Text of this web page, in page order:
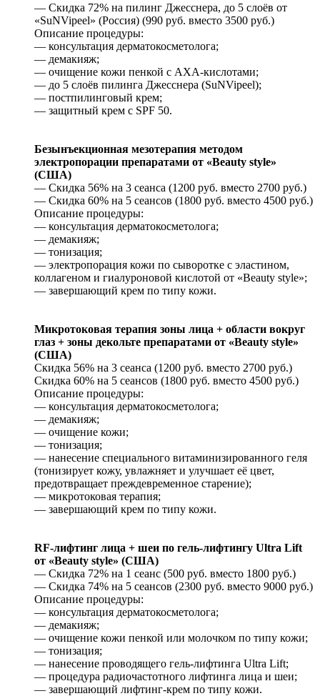
— Скидка 72% на пилинг Джесснера, до 5 слоёв от
«SuNVipeel» (Россия) (990 руб. вместо 3500 руб.)
Описание процедуры:
— консультация дерматокосметолога;
— демакияж;
— очищение кожи пенкой с AXA-кислотами;
— до 5 слоёв пилинга Джесснера (SuNVipeel);
— постпилинговый крем;
— защитный крем с SPF 50.
Безынъекционная мезотерапия методом
электропорации препаратами от «Beauty style»
(США)
— Скидка 56% на 3 сеанса (1200 руб. вместо 2700 руб.)
— Скидка 60% на 5 сеансов (1800 руб. вместо 4500 руб.)
Описание процедуры:
— консультация дерматокосметолога;
— демакияж;
— тонизация;
— электропорация кожи по сыворотке с эластином,
коллагеном и гиалуроновой кислотой от «Beauty style»;
— завершающий крем по типу кожи.
Микротоковая терапия зоны лица + области вокруг
глаз + зоны декольте препаратами от «Beauty style»
(США)
Скидка 56% на 3 сеанса (1200 руб. вместо 2700 руб.)
Скидка 60% на 5 сеансов (1800 руб. вместо 4500 руб.)
Описание процедуры:
— консультация дерматокосметолога;
— демакияж;
— очищение кожи;
— тонизация;
— нанесение специального витаминизированного геля
(тонизирует кожу, увлажняет и улучшает её цвет,
предотвращает преждевременное старение);
— микротоковая терапия;
— завершающий крем по типу кожи.
RF-лифтинг лица + шеи по гель-лифтингу Ultra Lift
от «Beauty style» (США)
— Скидка 72% на 1 сеанс (500 руб. вместо 1800 руб.)
— Скидка 74% на 5 сеансов (2300 руб. вместо 9000 руб.)
Описание процедуры:
— консультация дерматокосметолога;
— демакияж;
— очищение кожи пенкой или молочком по типу кожи;
— тонизация;
— нанесение проводящего гель-лифтинга Ultra Lift;
— процедура радиочастотного лифтинга лица и шеи;
— завершающий лифтинг-крем по типу кожи.